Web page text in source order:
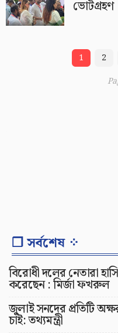
ভোটগ্রহণ
1 2
❐ সর্বশেষ ⁘
বিরোধী দলের নেতারা
করেছেন : মির্জা ফখরুল
জুলাই সনদের প্রতিটি
চাই: তথ্যমন্ত্রী